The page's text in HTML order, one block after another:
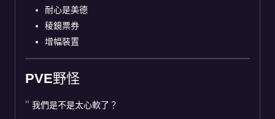
耐心是美德
稜鏡票券
增幅裝置
PVE野怪
我們是不是太心軟了？